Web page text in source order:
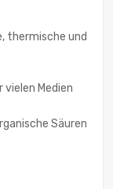
thermische und
Medien
Säuren